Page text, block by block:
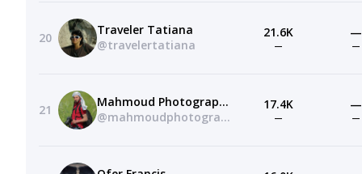
20
Traveler Tatiana
@travelertatiana
21.6K
—
—
—
21
Mahmoud Photographer — محمود المصوراتي
@mahmoudphotographer-5469
17.4K
—
—
—